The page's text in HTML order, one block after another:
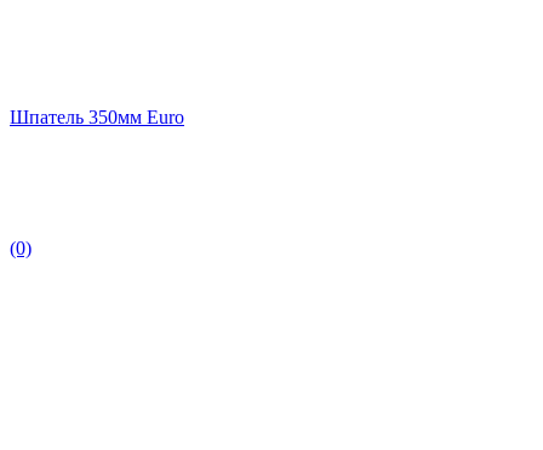
Шпатель 350мм Euro
(0)